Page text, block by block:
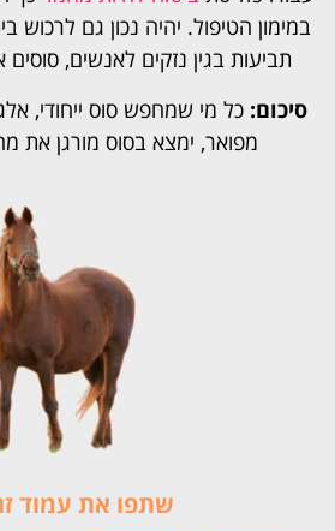
במימון הטיפול. יהיה נכון גם
תביעות בגין נזקים לאנשים,
סיכום:כל מי שמחפש סוס ייחודי,
מפואר, ימצא בסוס מורגן את
שתפו את עמוד